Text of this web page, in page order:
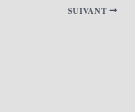
SUIVANT